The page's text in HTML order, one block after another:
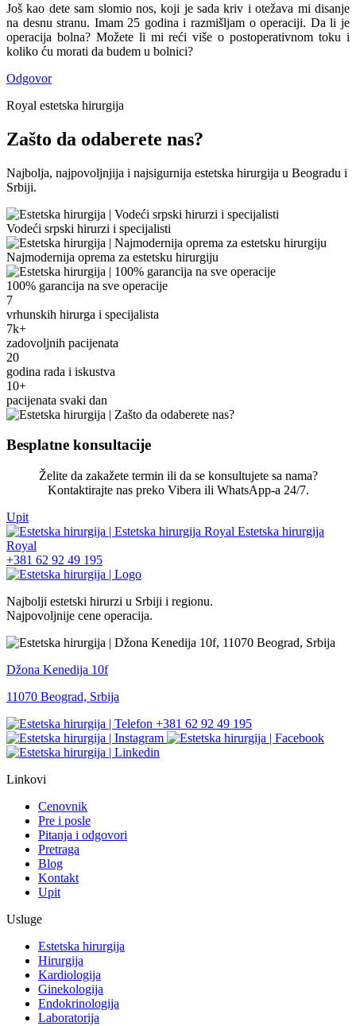
Još kao dete sam slomio nos, koji je sada kriv i otežava mi disanje
na desnu stranu. Imam 25 godina i razmišljam o operaciji. Da li je
operacija bolna? Možete li mi reći više o postoperativnom toku i
koliko ću morati da budem u bolnici?
Odgovor
Royal estetska hirurgija
Zašto da odaberete nas?
Najbolja, najpovoljnjija i najsigurnija estetska hirurgija u Beogradu i
Srbiji.
Vodeći srpski hirurzi i specijalisti
Najmodernija oprema za estetsku hirurgiju
100% garancija na sve operacije
7
vrhunskih hirurga i specijalista
7k+
zadovoljnih pacijenata
20
godina rada i iskustva
10+
pacijenata svaki dan
Besplatne konsultacije
Želite da zakažete termin ili da se konsultujete sa nama?
Kontaktirajte nas preko Vibera ili WhatsApp-a 24/7.
Upit
+381 62 92 49 195
Najbolji estetski hirurzi u Srbiji i regionu.
Najpovoljnije cene operacija.
Džona Kenedija 10f
11070 Beograd, Srbija
+381 62 92 49 195
Linkovi
Cenovnik
Pre i posle
Pitanja i odgovori
Pretraga
Blog
Kontakt
Upit
Usluge
Estetska hirurgija
Hirurgija
Kardiologija
Ginekologija
Endokrinologija
Laboratorija